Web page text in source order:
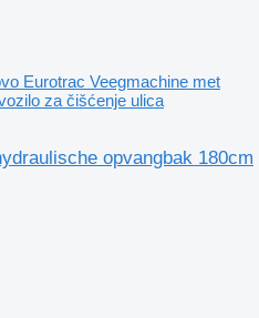
Eurotrac Veegmachine met
za čišćenje ulica
opvangbak 180cm